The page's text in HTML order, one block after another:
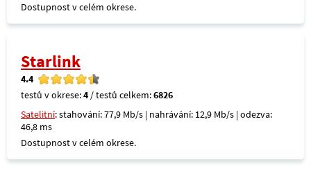
Dostupnost v celém okrese.
Starlink
4.4
testů v okrese:4 / testů celkem:6826
Satelitní: stahování: 77,9 Mb/s | nahrávání: 12,9 Mb/s | odezva:
46,8 ms
Dostupnost v celém okrese.